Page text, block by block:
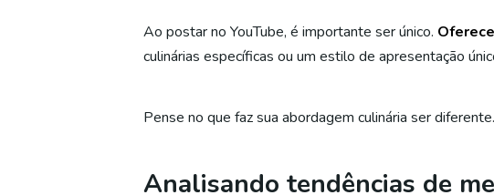
Ao postar no YouTube, é importante ser único.
culinárias específicas ou um estilo de apresentação
Pense no que faz sua abordagem culinária ser diferente.
Analisando tendências de